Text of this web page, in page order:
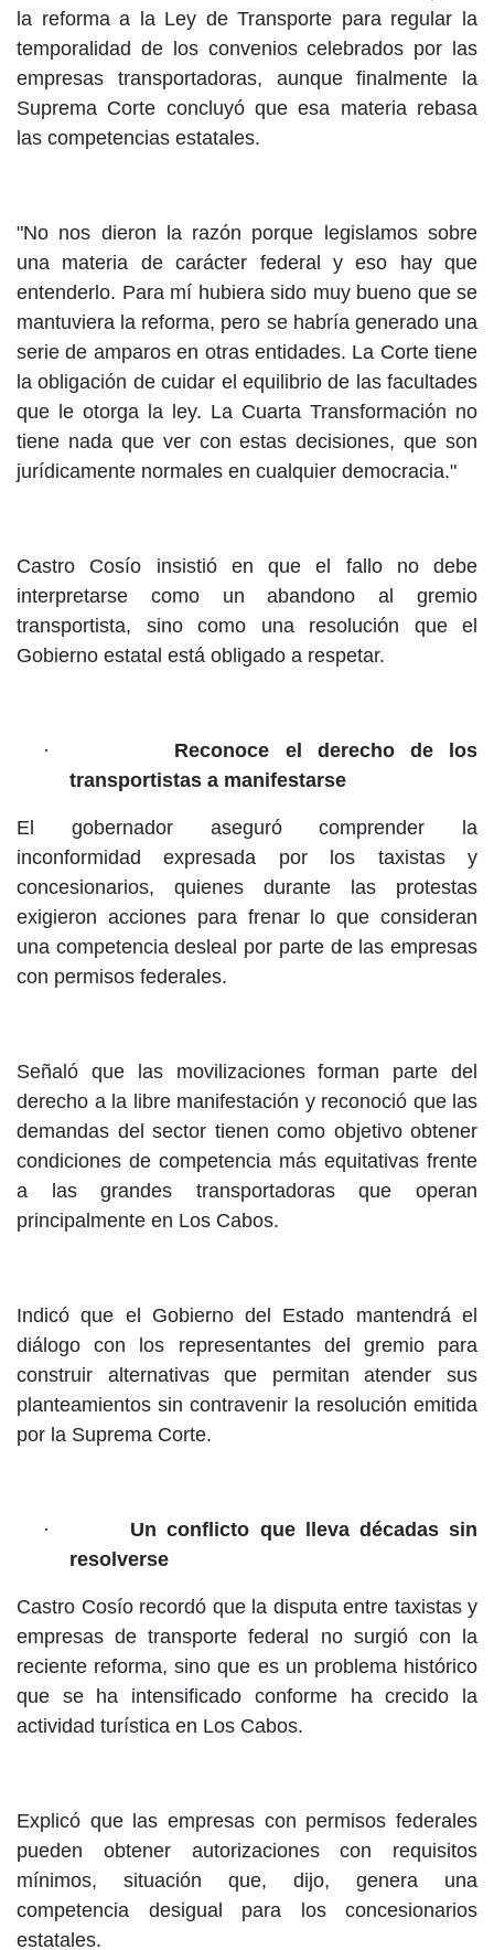
la reforma a la Ley de Transporte para regular la
temporalidad de los convenios celebrados por las
empresas transportadoras, aunque finalmente la
Suprema Corte concluyó que esa materia rebasa
las competencias estatales.
"No nos dieron la razón porque legislamos sobre
una materia de carácter federal y eso hay que
entenderlo. Para mí hubiera sido muy bueno que se
mantuviera la reforma, pero se habría generado una
serie de amparos en otras entidades. La Corte tiene
la obligación de cuidar el equilibrio de las facultades
que le otorga la ley. La Cuarta Transformación no
tiene nada que ver con estas decisiones, que son
jurídicamente normales en cualquier democracia."
Castro Cosío insistió en que el fallo no debe
interpretarse como un abandono al gremio
transportista, sino como una resolución que el
Gobierno estatal está obligado a respetar.
·
Reconoce el derecho de los
transportistas a manifestarse
El gobernador aseguró comprender la
inconformidad expresada por los taxistas y
concesionarios, quienes durante las protestas
exigieron acciones para frenar lo que consideran
una competencia desleal por parte de las empresas
con permisos federales.
Señaló que las movilizaciones forman parte del
derecho a la libre manifestación y reconoció que las
demandas del sector tienen como objetivo obtener
condiciones de competencia más equitativas frente
a las grandes transportadoras que operan
principalmente en Los Cabos.
Indicó que el Gobierno del Estado mantendrá el
diálogo con los representantes del gremio para
construir alternativas que permitan atender sus
planteamientos sin contravenir la resolución emitida
por la Suprema Corte.
·
Un conflicto que lleva décadas sin
resolverse
Castro Cosío recordó que la disputa entre taxistas y
empresas de transporte federal no surgió con la
reciente reforma, sino que es un problema histórico
que se ha intensificado conforme ha crecido la
actividad turística en Los Cabos.
Explicó que las empresas con permisos federales
pueden obtener autorizaciones con requisitos
mínimos, situación que, dijo, genera una
competencia desigual para los concesionarios
estatales.